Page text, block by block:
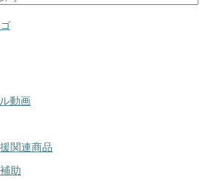
動画
関連商品
助